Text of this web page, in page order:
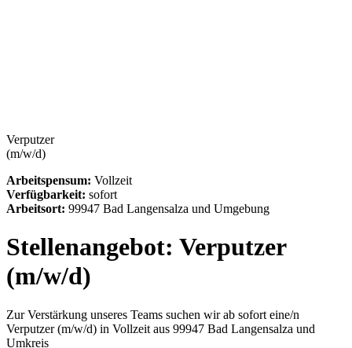
Verputzer
(m/w/d)
Arbeitspensum: Vollzeit
Verfügbarkeit: sofort
Arbeitsort: 99947 Bad Langensalza und Umgebung
Stellenangebot: Verputzer
(m/w/d)
Zur Verstärkung unseres Teams suchen wir ab sofort eine/n
Verputzer (m/w/d) in Vollzeit aus 99947 Bad Langensalza und
Umkreis